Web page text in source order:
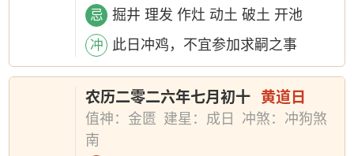
忌 掘井 理发 作灶 动土 破土 开池
冲 此日冲鸡，不宜参加求嗣之事
农历二零二六年七月初十 黄道日
值神：金匮 建星：成日
冲煞：冲狗煞
南